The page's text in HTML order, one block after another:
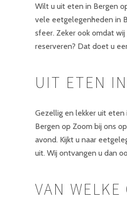
Wilt u uit eten in Bergen
vele eetgelegenheden in
sfeer. Zeker ook omdat
reserveren? Dat doet u
UIT ETEN
Gezellig en lekker uit
Bergen op Zoom bij ons
avond. Kijkt u naar
uit. Wij ontvangen u dan
VAN